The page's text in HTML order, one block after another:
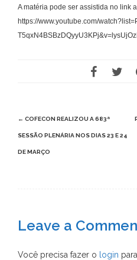
A matéria pode ser assistida no link
https://www.youtube.com/
Post
navigation
← COFECON REALIZOU A 683ª
SESSÃO PLENÁRIA NOS DIAS 23 E 24
DE MARÇO
Leave a
Você precisa fazer o login